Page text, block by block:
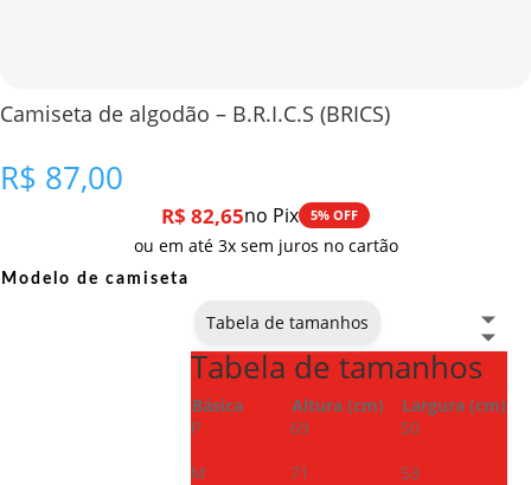
Camiseta de algodão – B.R.I.C.S (BRICS)
R$ 87,00
R$ 82,65no Pix 5% OFF
ou em até 3x sem juros no cartão
Modelo de camiseta
Tabela de tamanhos
Tabela de tamanhos
Básica Altura (cm)
Largura (cm)
P
69
50
M
71
53